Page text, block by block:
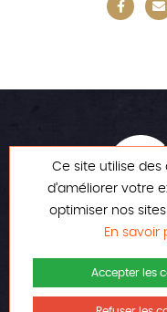
Ce site utilise des
d’améliorer votre
optimiser nos
En savoir
Accepter les